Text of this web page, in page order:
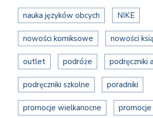
nauka języków obcych NIKE
nowości komiksowe nowości
outlet podróże podręczniki
podręczniki szkolne poradniki
promocje wielkanocne